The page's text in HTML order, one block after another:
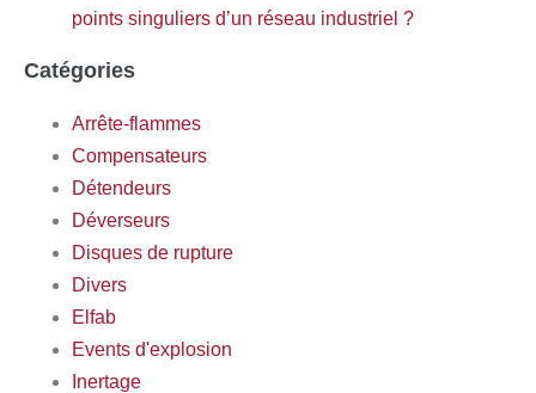
points singuliers d’un réseau industriel ?
Catégories
Arrête-flammes
Compensateurs
Détendeurs
Déverseurs
Disques de rupture
Divers
Elfab
Events d'explosion
Inertage